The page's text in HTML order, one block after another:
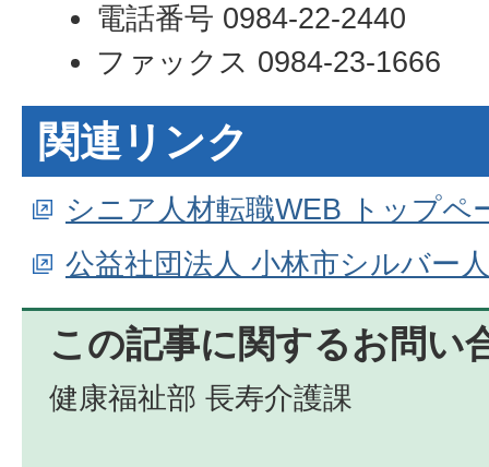
電話番号 0984-22-2440
ファックス 0984-23-1666
関連リンク
シニア人材転職WEB トップペ
公益社団法人 小林市シルバー
この記事に関するお問い
健康福祉部 長寿介護課